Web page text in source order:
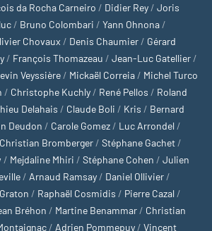
da Rocha Carneiro / Didier Rey / Joris
/ Bruno Colombari / Yann Ohnona /
Chovaux / Denis Chaumier / Gérard
/ François Thomazeau / Jean-Luc Gatellier /
Veyssière / Mickaël Correia / Michel Turco
/ Christophe Kuchly / René Pellos / Roland
Delahais / Claude Boli / Kris / Bernard
Deudon / Carole Gomez / Luc Arrondel /
Christian Bromberger / Stéphane Gachet /
/ Mejdaline Mhiri / Stéphane Cohen / Julien
/ Arnaud Ramsay / Daniel Ollivier /
/ Raphaël Cosmidis / Pierre Cazal /
Bréhon / Martine Benammar / Christian
/ Adrien Pommepuy / Vincent